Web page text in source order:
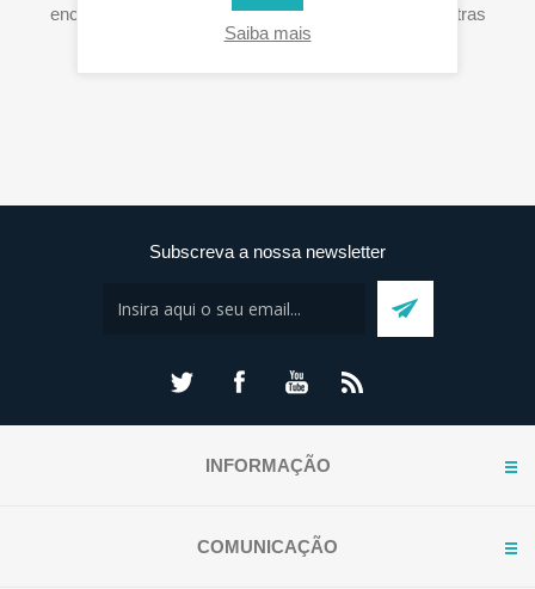
encomendas e processar de forma fácil RMA's e outras
Subscreva a nossa newsletter
INFORMAÇÃO
COMUNICAÇÃO
Saiba mais